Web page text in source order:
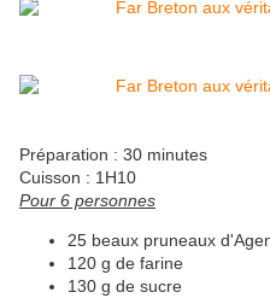
Préparation : 30 minutes
Cuisson : 1H10
Pour 6 personnes
25 beaux pruneaux
120 g de farine
130 g de sucre